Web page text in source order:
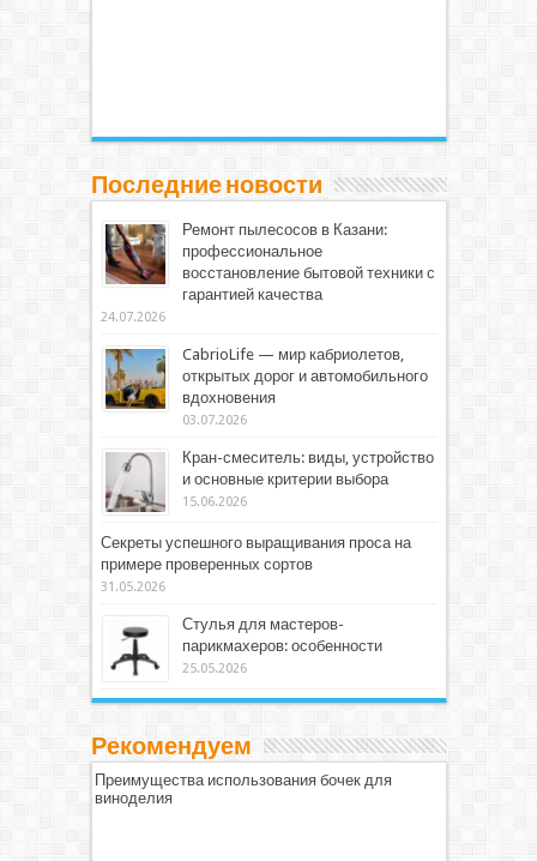
Последние новости
Ремонт пылесосов в Казани:
профессиональное
восстановление бытовой техники с
гарантией качества
24.07.2026
CabrioLife — мир кабриолетов,
открытых дорог и автомобильного
вдохновения
03.07.2026
Кран-смеситель: виды, устройство
и основные критерии выбора
15.06.2026
Секреты успешного выращивания проса на
примере проверенных сортов
31.05.2026
Стулья для мастеров-
парикмахеров: особенности
25.05.2026
Рекомендуем
Преимущества использования бочек для
виноделия